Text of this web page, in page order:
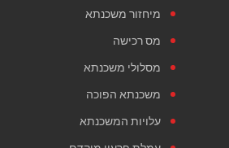
מיחזור משכנתא
מס רכישה
מסלולי משכנתא
משכנתא הפוכה
עלויות המשכנתא